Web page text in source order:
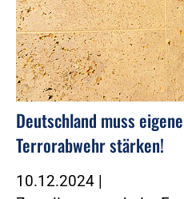
Deutschland muss
Terrorabwehr stärken!
10.12.2024 |